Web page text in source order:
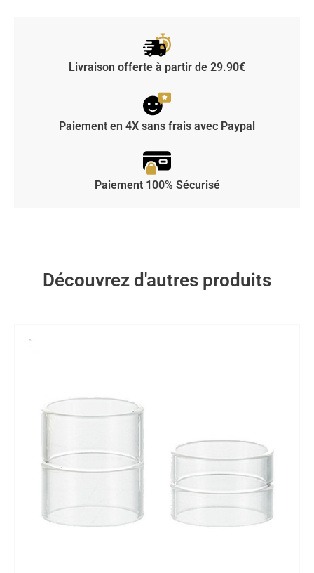
Livraison offerte à partir de 29.90€
Paiement en 4X sans frais avec Paypal
Paiement 100% Sécurisé
Découvrez d'autres produits